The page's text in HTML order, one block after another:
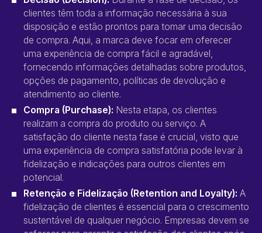
clientes têm toda a informação necessária à sua
disposição e estão prontos para tomar uma decisão
de compra. Aqui, a marca deve focar em oferecer
uma experiência de compra fácil e agradável,
fornecendo informações detalhadas sobre produtos,
opções de pagamento, políticas de devolução e
atendimento ao cliente.
Compra (Purchase): Nesta etapa, os clientes
realizam a compra do produto ou serviço. A
satisfação do cliente nesta fase é crucial, visto que
uma experiência de compra satisfatória pode levar à
fidelização e indicações para outros clientes em
potencial.
Retenção e Fidelização (Retention and Loyalty): A
fidelização de clientes é essencial para o crescimento
sustentável de qualquer negócio. Empresas devem se